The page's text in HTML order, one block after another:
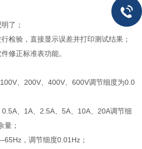
了；
检验，直接显示误差并打印测试结果；
修正标准表功能。
、200V、400V、600V调节细度为0.0
、1A、2.5A、5A、10A、20A调节细
量；
，调节细度0.01Hz；